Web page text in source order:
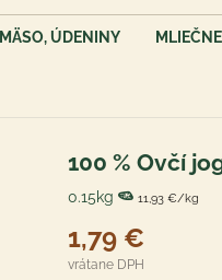
MÄSO, ÚDENINY
100 % Ovčí
0.15kg 11,93 €/kg
1,79 €
vrátane DPH